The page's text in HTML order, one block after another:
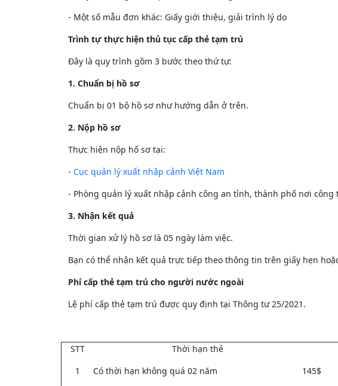
- Một số mẫu đơn khác: Giấy giới thiệu, giải trình lý do
Trình tự thực hiện thủ tục cấp thẻ tạm trú
Đây là quy trình gồm 3 bước theo thứ tự:
1. Chuẩn bị hồ sơ
Chuẩn bị 01 bộ hồ sơ như hướng dẫn ở trên.
2. Nộp hồ sơ
Thực hiện nộp hố sơ tại:
- Cục quản lý xuất nhập cảnh Việt Nam
- Phòng quản lý xuất nhập cảnh công an tỉnh, thành phố nơi công
3. Nhận kết quả
Thời gian xử lý hồ sơ là 05 ngày làm việc.
Bạn có thể nhận kết quả trực tiếp theo thông tin trên giấy hẹn
Phí cấp thẻ tạm trú cho người nước ngoài
Lệ phí cấp thẻ tạm trú được quy định tại Thông tư 25/2021.
STT Thời hạn thẻ
1
Có thời hạn không quá 02 năm
145$